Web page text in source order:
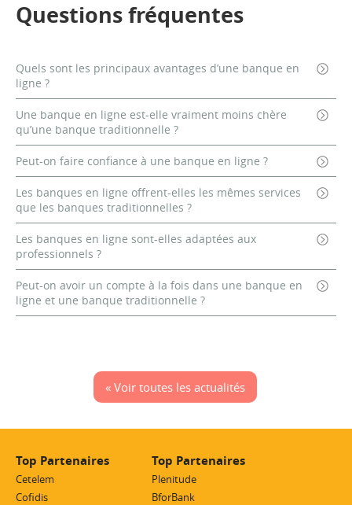
Questions fréquentes
Quels sont les principaux avantages d’une banque en
ligne ?
Une banque en ligne est-elle vraiment moins chère
qu’une banque traditionnelle ?
Peut-on faire confiance à une banque en ligne ?
Les banques en ligne offrent-elles les mêmes services
que les banques traditionnelles ?
Les banques en ligne sont-elles adaptées aux
professionnels ?
Peut-on avoir un compte à la fois dans une banque en
ligne et une banque traditionnelle ?
« Voir toutes les actualités
Top Partenaires
Cetelem
Cofidis
Top Partenaires
Plenitude
BforBank